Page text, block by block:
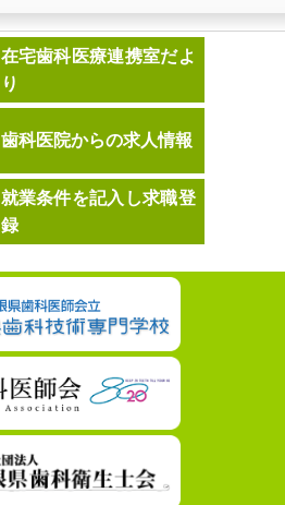
在宅歯科医療連携室だよ
り
歯科医院からの求人情報
就業条件を記入し求職登
録